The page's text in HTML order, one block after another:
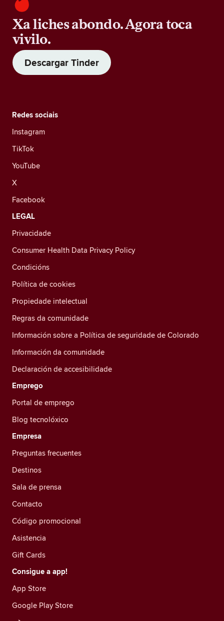
Xa liches abondo. Agora toca
vivilo.
Descargar Tinder
Redes sociais
Instagram
TikTok
YouTube
X
Facebook
LEGAL
Privacidade
Consumer Health Data Privacy Policy
Condicións
Política de cookies
Propiedade intelectual
Regras da comunidade
Información sobre a Política de seguridade de Colorado
Información da comunidade
Declaración de accesibilidade
Emprego
Portal de emprego
Blog tecnolóxico
Empresa
Preguntas frecuentes
Destinos
Sala de prensa
Contacto
Código promocional
Asistencia
Gift Cards
Consigue a app!
App Store
Google Play Store